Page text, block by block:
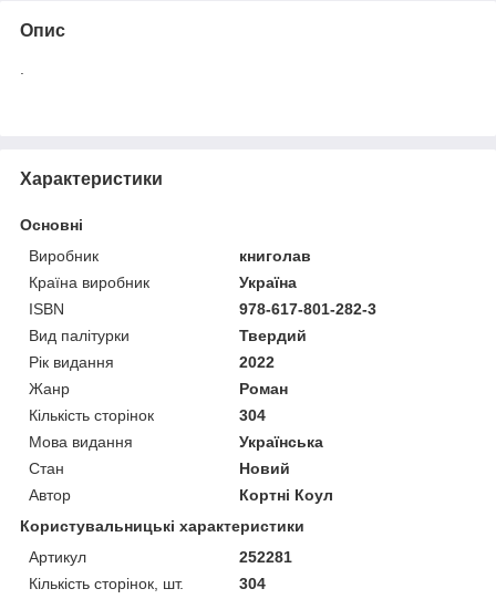
Опис
Характеристики
Основні
Виробник
книголав
Країна виробник
Україна
ISBN
978-617-801-282-3
Вид палітурки
Твердий
Рік видання
2022
Жанр
Роман
Кількість сторінок
304
Мова видання
Українська
Стан
Новий
Автор
Кортні Коул
Користувальницькі характеристики
Артикул
252281
Кількість сторінок, шт.
304